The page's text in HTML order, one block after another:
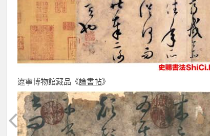
遼寧博物館藏品《論書帖》